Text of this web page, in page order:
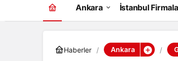
Ankara İstanbul
Haberler Ankara